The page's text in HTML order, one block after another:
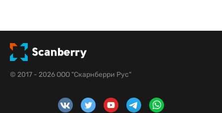
© 2017 - 2026 ООО "Скарнберри Рус"